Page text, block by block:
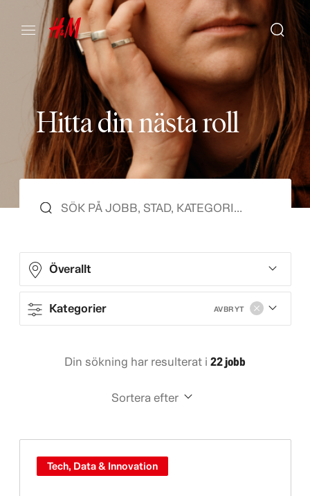
Hittadinnästaroll
Överallt
Kategorier AVBRYT
Din sökning har resulterat i 22 jobb
Sortera efter
Tech, Data & Innovation